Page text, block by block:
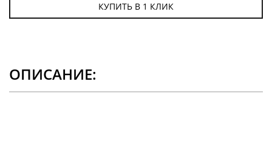
КУПИТЬ В 1 КЛИК
ОПИСАНИЕ: